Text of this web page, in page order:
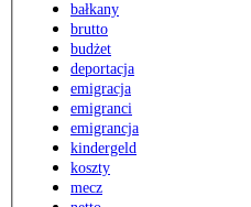
bałkany
brutto
budżet
deportacja
emigracja
emigranci
emigrancja
kindergeld
koszty
mecz